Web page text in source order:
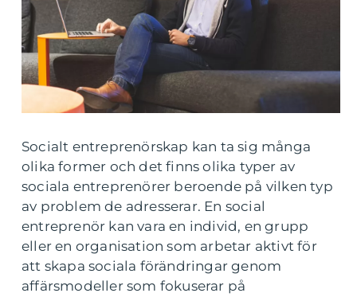
Socialt entreprenörskap kan ta sig många
olika former och det finns olika typer av
sociala entreprenörer beroende på vilken typ
av problem de adresserar. En social
entreprenör kan vara en individ, en grupp
eller en organisation som arbetar aktivt för
att skapa sociala förändringar genom
affärsmodeller som fokuserar på